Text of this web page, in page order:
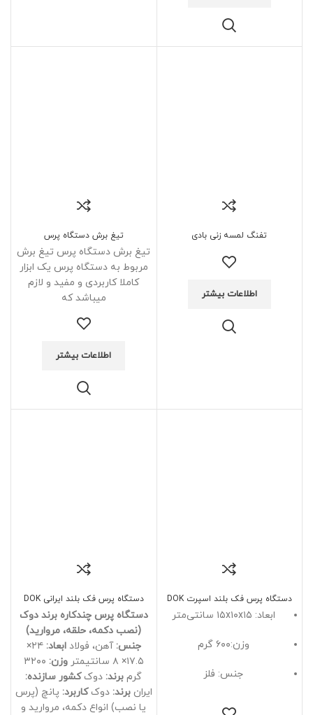
تفنگ لمسه زنی بادی
اطلاعات بیشتر
تیغ برش دستگاه پرس
تیغ برش دستگاه پرس تیغ برش
مربوط به دستگاه پرس یک ابزار
کاملا کاربردی و مفید و لازم
میباشد که
اطلاعات بیشتر
دستگاه پرس فک بلند اسپرت DOK
ابعاد: ۱۵x۱۰x۱۵ سانتی‌متر
وزن:۶۰۰ گرم
جنس: فلز
دستگاه پرس فک بلند ایرانی DOK
دستگاه پرس چندکاره برند دوک
(نصب دکمه، حلقه، مروارید)
جنس: آهن، فولادابعاد:
۲۴×
۱۷.۵× ۸ سانتیمتر
وزن: ۳۲۰۰
گرم برند: دوککشور سازنده:
ایرانبرند: دوککاربرد: پانچ (پرس
یا نصب) انواع دکمه، مروارید و